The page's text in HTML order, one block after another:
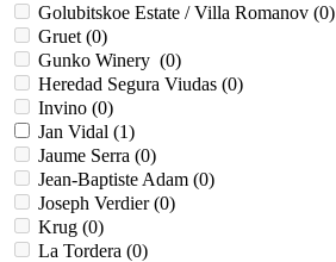
Golubitskoe Estate / Villa Romanov (0)
Gruet (0)
Gunko Winery (0)
Heredad Segura Viudas (0)
Invino (0)
Jan Vidal (1)
Jaume Serra (0)
Jean-Baptiste Adam (0)
Joseph Verdier (0)
Krug (0)
La Tordera (0)